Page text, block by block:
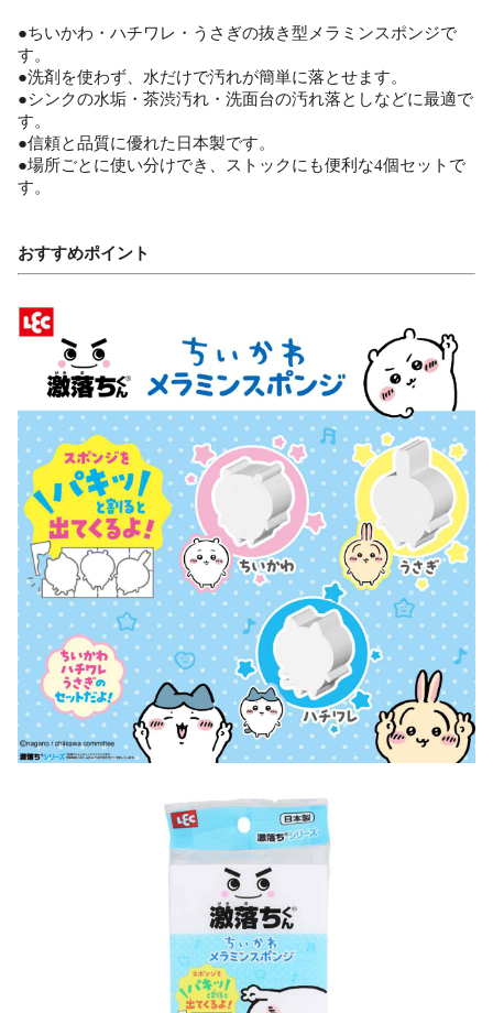
●ちいかわ・ハチワレ・うさぎの抜き型メラミンスポンジで
す。
●洗剤を使わず、水だけで汚れが簡単に落とせます。
●シンクの水垢・茶渋汚れ・洗面台の汚れ落としなどに最適で
す。
●信頼と品質に優れた日本製です。
●場所ごとに使い分けでき、ストックにも便利な4個セットで
す。
おすすめポイント